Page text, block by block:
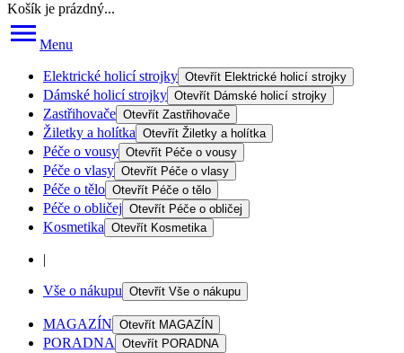
Košík je prázdný...
Menu
Elektrické holicí strojky Otevřít Elektrické holicí strojky
Dámské holicí strojky Otevřít Dámské holicí strojky
Zastřihovače Otevřít Zastřihovače
Žiletky a holítka Otevřít Žiletky a holítka
Péče o vousy Otevřít Péče o vousy
Péče o vlasy Otevřít Péče o vlasy
Péče o tělo Otevřít Péče o tělo
Péče o obličej Otevřít Péče o obličej
Kosmetika Otevřít Kosmetika
|
Vše o nákupu Otevřít Vše o nákupu
MAGAZÍN Otevřít MAGAZÍN
PORADNA Otevřít PORADNA